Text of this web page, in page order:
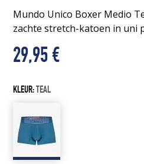
Mundo Unico Boxer Medio
zachte stretch-katoen in uni
29,95€
KLEUR: TEAL